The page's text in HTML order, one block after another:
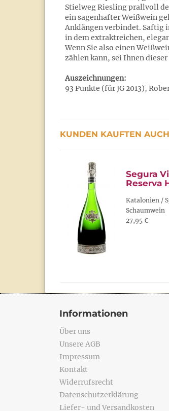
Stielweg Riesling prallvoll
ein sagenhafter Weißwein
Anklängen verbindet. Saftig
in dem extraktreichen,
Wenn Sie also einen
zählen kann, sei Ihnen
Auszeichnungen:
93 Punkte (für JG 2013),
KUNDEN KAUFTEN AUCH
Segura
Reserva
Katalonien /
Schaumwein
27,95 €
Informationen
Über uns
Unsere AGB
Impressum
Kontakt
Widerrufsrecht
Datenschutzerklärung
Liefer- und Versandkosten